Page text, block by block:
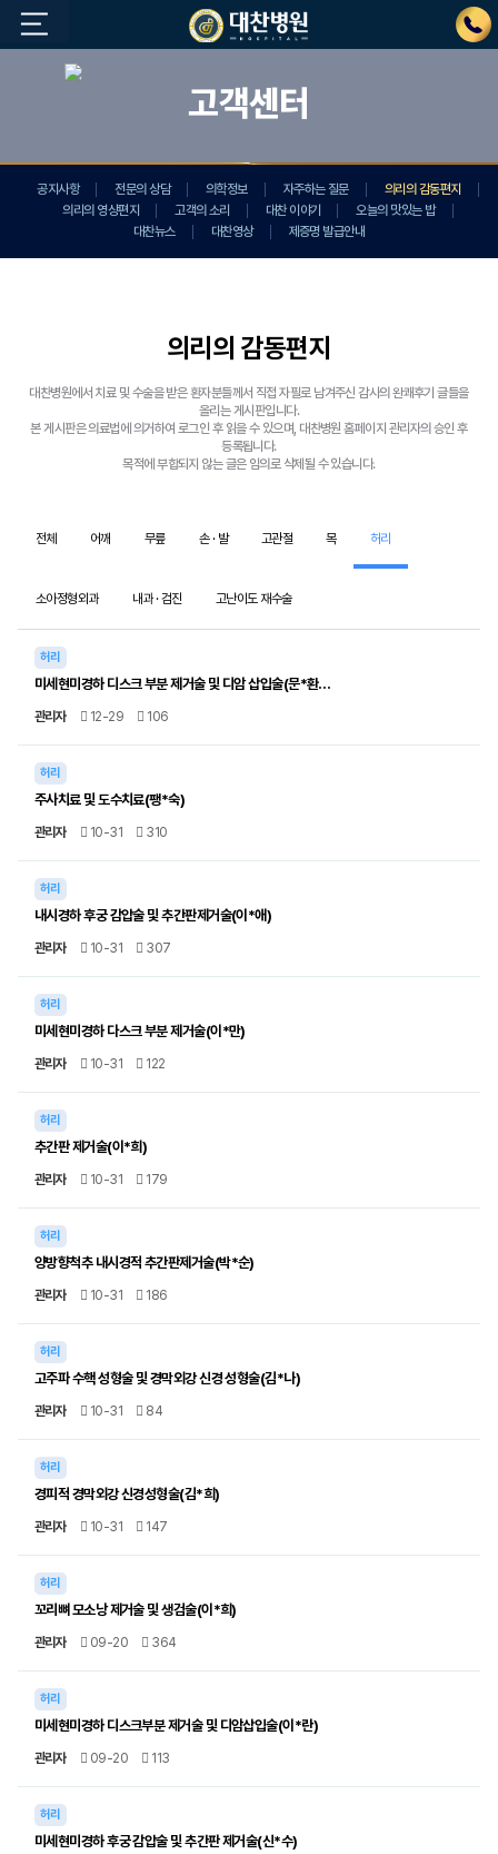
고객센터
공지사항 전문의 상담 의학정보 자주하는 질문
의리의 감동편지
의리의 영상편지
고객의 소리 대찬 이야기
오늘의 맛있는 밥
대찬뉴스
대찬영상 제증명 발급안내
의리의 감동편지
대찬병원에서 치료 및 수술을 받은 환자분들께서 직접 자필로 남겨주신 감사의 완쾌후기 글들을
올리는 게시판입니다.
본 게시판은 의료법에 의거하여 로그인 후 읽을 수 있으며, 대찬병원 홈페이지 관리자의 승인 후
등록됩니다.
목적에 부합되지 않는 글은 임의로 삭제될 수 있습니다.
전체 어깨 무릎 손 · 발 고관절 목 허리
소아정형외과 내과 · 검진 고난이도 재수술
허리
미세현미경하 디스크 부분 제거술 및 디암 삽입술(문*환…
관리자 12-29 106
허리
주사치료 및 도수치료(팽*숙)
관리자 10-31 310
허리
내시경하 후궁 감압술 및 추간판제거술(이*애)
관리자 10-31 307
허리
미세현미경하 다스크 부분 제거술(이*만)
관리자 10-31 122
허리
추간판 제거술(이*희)
관리자 10-31 179
허리
양방향척추 내시경적 추간판제거술(박*순)
관리자 10-31 186
허리
고주파 수핵 성형술 및 경막외강 신경 성형술(김*나)
관리자 10-31 84
허리
경피적 경막외강 신경성형술(김*희)
관리자 10-31 147
허리
꼬리뼈 모소낭 제거술 및 생검술(이*희)
관리자 09-20 364
허리
미세현미경하 디스크부분 제거술 및 디암삽입술(이*란)
관리자 09-20 113
허리
미세현미경하 후궁 감압술 및 추간판 제거술(신*수)